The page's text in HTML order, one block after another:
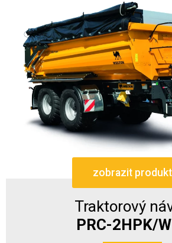
zobrazit produkt
Traktorový
PRC-2HPK/